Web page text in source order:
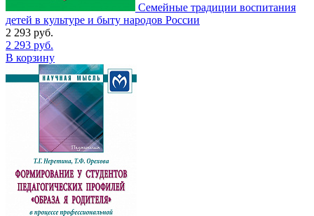
Семейные традиции воспитания
детей в культуре и быту народов России
2 293 руб.
2 293 руб.
В корзину